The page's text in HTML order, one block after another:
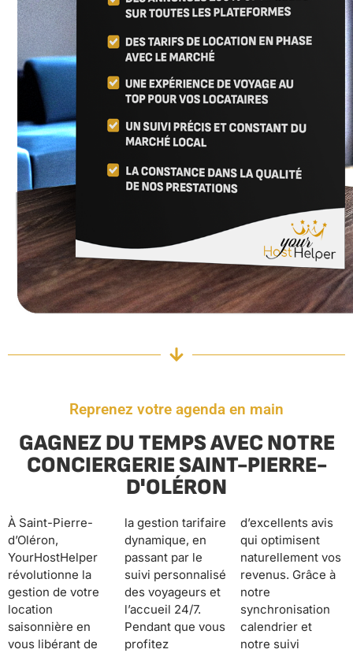
Reprenez votre agenda en main
GAGNEZ DU TEMPS AVEC NOTRE
CONCIERGERIE SAINT-PIERRE-
D'OLÉRON
À Saint-Pierre-
d’Oléron,
YourHostHelper
révolutionne la
gestion de votre
location
saisonnière en
vous libérant de
la gestion tarifaire
dynamique, en
passant par le
suivi personnalisé
des voyageurs et
l’accueil 24/7.
Pendant que vous
profitez
d’excellents avis
qui optimisent
naturellement vos
revenus. Grâce à
notre
synchronisation
calendrier et
notre suivi